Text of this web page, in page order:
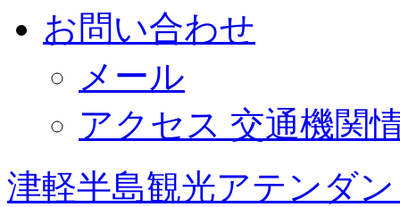
お問い合わせ
メール
アクセス 交通機関
津軽半島観光アテンダ